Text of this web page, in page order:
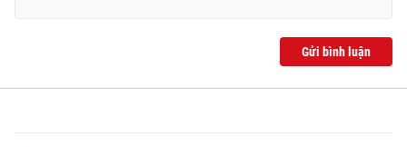
Gửi bình luận